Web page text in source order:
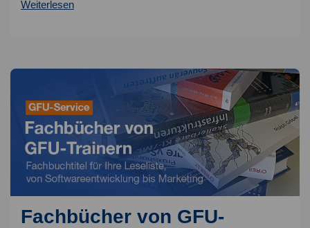
WeiterlesenFördermöglichkeiten
Ein
Fachbücher von GFU-